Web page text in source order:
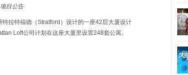
项目公告
特拉特福德（Stratford）设计的一座42层大厦设计
Loft公司计划在这座大厦里设置248套公寓。